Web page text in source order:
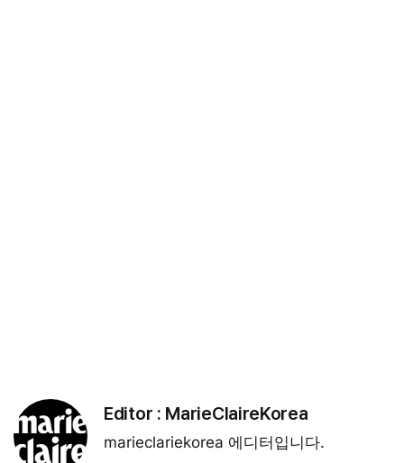
Editor : MarieClaireKorea
marieclariekorea 에디터입니다.